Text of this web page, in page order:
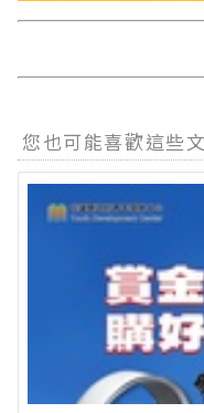
您也可能喜歡這些